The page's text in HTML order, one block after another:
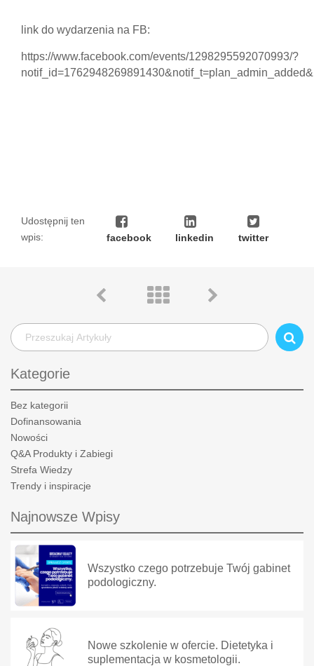
link do wydarzenia na FB:
https://www.facebook.com/events/1298295592070993/?
Udostępnij ten
wpis:
facebook linkedin twitter
Kategorie
Bez kategorii
Dofinansowania
Nowości
Q&A Produkty i Zabiegi
Strefa Wiedzy
Trendy i inspiracje
Najnowsze Wpisy
Wszystko czego potrzebuje Twój gabinet
podologiczny.
Nowe szkolenie w ofercie. Dietetyka i
suplementacja w kosmetologii.